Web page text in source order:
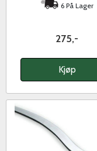
6 På Lager
275,-
Kjøp